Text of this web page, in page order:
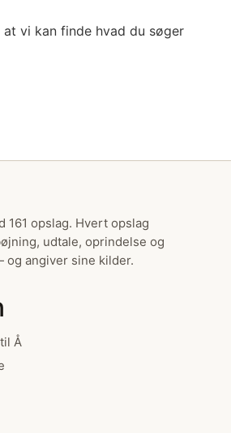
vi kan finde hvad du søger
161 opslag. Hvert opslag
udtale, oprindelse og
angiver sine kilder.
Å